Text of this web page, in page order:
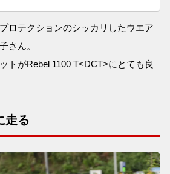
ロテクションのシッカリしたウエア
さん。
トがRebel 1100 T<DCT>にとても良
走る